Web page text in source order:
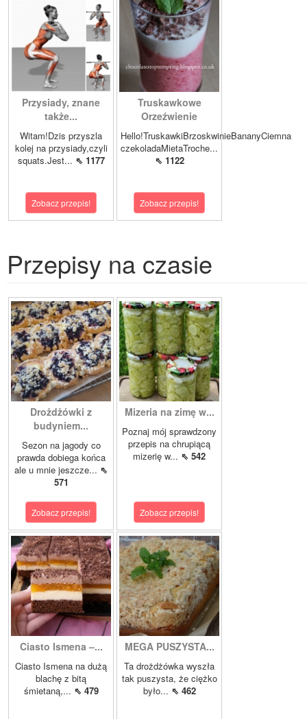
Przysiady, znane
także...
Witam!Dzis przyszla
kolej na przysiady,czyli
squats.Jest... ⇖ 1177
Zobacz przepis!
Truskawkowe
Orzeźwienie
Hello!TruskawkiBrzoskwinieBananyCiemna
czekoladaMietaTroche...
⇖ 1122
Zobacz przepis!
Przepisy na czasie
Drożdżówki z
budyniem...
Sezon na jagody co
prawda dobiega końca
ale u mnie jeszcze... ⇖
571
Zobacz przepis!
Mizeria na zimę w...
Poznaj mój sprawdzony
przepis na chrupiącą
mizerię w... ⇖ 542
Zobacz przepis!
Ciasto Ismena –...
Ciasto Ismena na dużą
blachę z bitą
śmietaną,... ⇖ 479
MEGA PUSZYSTA...
Ta drożdżówka wyszła
tak puszysta, że ciężko
było... ⇖ 462